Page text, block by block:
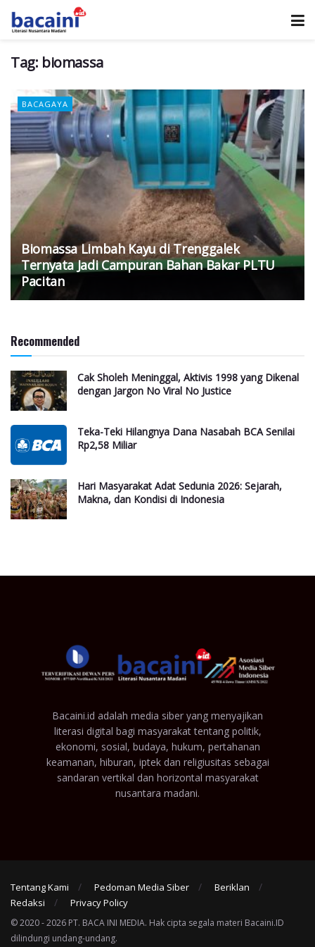
Tag: biomassa
BACAGAYA
Biomassa Limbah Kayu di Trenggalek
Ternyata Jadi Campuran Bahan Bakar PLTU
Pacitan
Recommended
Cak Sholeh Meninggal, Aktivis 1998 yang Dikenal
dengan Jargon No Viral No Justice
Teka-Teki Hilangnya Dana Nasabah BCA Senilai
Rp2,58 Miliar
Hari Masyarakat Adat Sedunia 2026: Sejarah,
Makna, dan Kondisi di Indonesia
Bacaini.id adalah media siber yang menyajikan
literasi digital bagi masyarakat tentang politik,
ekonomi, sosial, budaya, hukum, pertahanan
keamanan, hiburan, iptek dan religiusitas sebagai
sandaran vertikal dan horizontal masyarakat
nusantara madani.
Tentang Kami Pedoman Media Siber
Beriklan
Redaksi
Privacy Policy
© 2020 - 2026 PT. BACA INI MEDIA. Hak cipta segala materi Bacaini.ID
dilindungi undang-undang.